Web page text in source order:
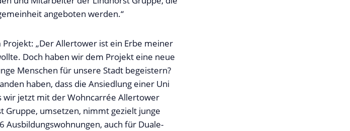
angeboten werden.“
„Der Allertower ist ein Erbe meiner
Doch haben wir dem Projekt eine neue
Menschen für unsere Stadt begeistern?
haben, dass die Ansiedlung einer Uni
wir jetzt mit der Wohncarrée Allertower
umsetzen, nimmt gezielt junge
Ausbildungswohnungen, auch für Duale-